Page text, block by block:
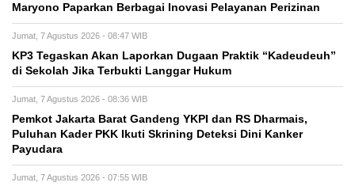
Maryono Paparkan Berbagai Inovasi Pelayanan Perizinan
Jumat, 7 Agustus 2026 - 08:47 WIB
KP3 Tegaskan Akan Laporkan Dugaan Praktik “Kadeudeuh”
di Sekolah Jika Terbukti Langgar Hukum
Jumat, 7 Agustus 2026 - 08:36 WIB
Pemkot Jakarta Barat Gandeng YKPI dan RS Dharmais,
Puluhan Kader PKK Ikuti Skrining Deteksi Dini Kanker
Payudara
Jumat, 7 Agustus 2026 - 07:55 WIB